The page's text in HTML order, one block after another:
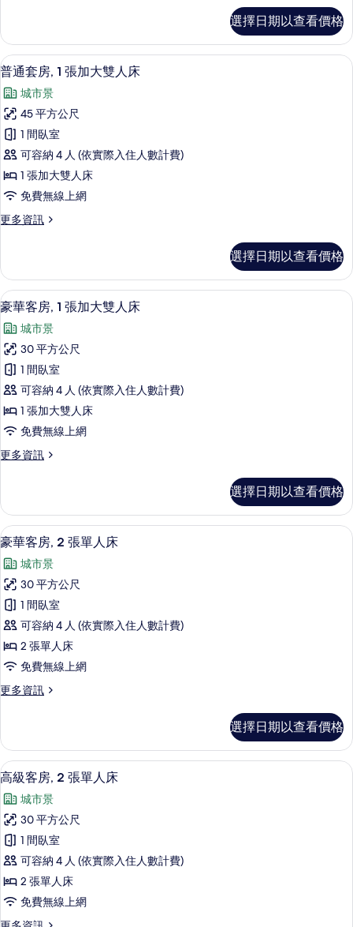
雙
人
床
的
所
有
相
片
客
房,
1
張
加
大
雙
人
床
的
詳
情
選擇日期以查看價格
顯
示
普
通
套
房,
1
張
加
雙
人
床
的
所
有
相
片
普通套房, 1 張加大雙人床 | 羽絨被、
14
普通套房, 1 張加大雙人床
城市景
45 平方公尺
1 間臥室
可容納 4 人 (依實際入住人數計費)
1 張加大雙人床
免費無線上網
更多資訊
更
套
房,
1
加
大
雙
人
床
的
詳
情
選擇日期以查看價格
顯
示
豪
華
客
房,
1
張
加
雙
人
床
的
所
有
相
片
羽絨被、迷你吧、客房內保險箱、書桌
7
豪華客房, 1 張加大雙人床
城市景
30 平方公尺
1 間臥室
可容納 4 人 (依實際入住人數計費)
1 張加大雙人床
免費無線上網
更多資訊
更
客
房,
1
加
大
雙
人
床
的
詳
情
選擇日期以查看價格
顯
示
豪
華
客
房,
2
張
單
床
的
所
有
相
片
豪華客房, 2 張單人床 | 羽絨被、迷你
8
豪華客房, 2 張單人床
城市景
30 平方公尺
1 間臥室
可容納 4 人 (依實際入住人數計費)
2 張單人床
免費無線上網
更多資訊
更
客
房,
2
單
人
床
的
詳
情
選擇日期以查看價格
顯
示
高
級
客
房,
2
張
高級客房, 2 張單人床 | 羽絨被、迷你
10
高級客房, 2 張單人床
城市景
30 平方公尺
1 間臥室
可容納 4 人 (依實際入住人數計費)
2 張單人床
免費無線上網